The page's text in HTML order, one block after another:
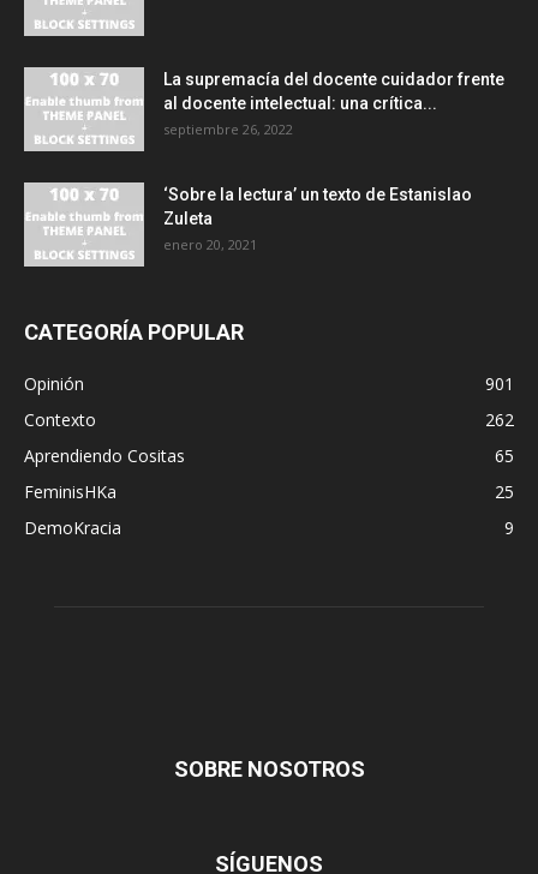
La supremacía del docente cuidador frente
al docente intelectual: una crítica...
septiembre 26, 2022
‘Sobre la lectura’ un texto de Estanislao
Zuleta
enero 20, 2021
CATEGORÍA POPULAR
Opinión
901
Contexto
262
Aprendiendo Cositas
65
FeminisHKa
25
DemoKracia
9
SOBRE NOSOTROS
SÍGUENOS